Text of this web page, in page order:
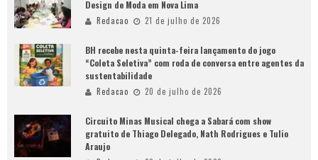
Design de Moda em Nova Lima
Redacao 21 de julho de 2026
BH recebe nesta quinta-feira lançamento do jogo
“Coleta Seletiva” com roda de conversa entre agentes da
sustentabilidade
Redacao 20 de julho de 2026
Circuito Minas Musical chega a Sabará com show
gratuito de Thiago Delegado, Nath Rodrigues e Tulio
Araujo